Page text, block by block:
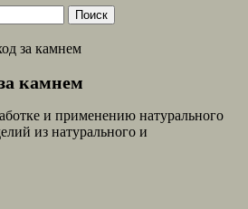
за камнем
камнем
и применению натурального
из натурального и